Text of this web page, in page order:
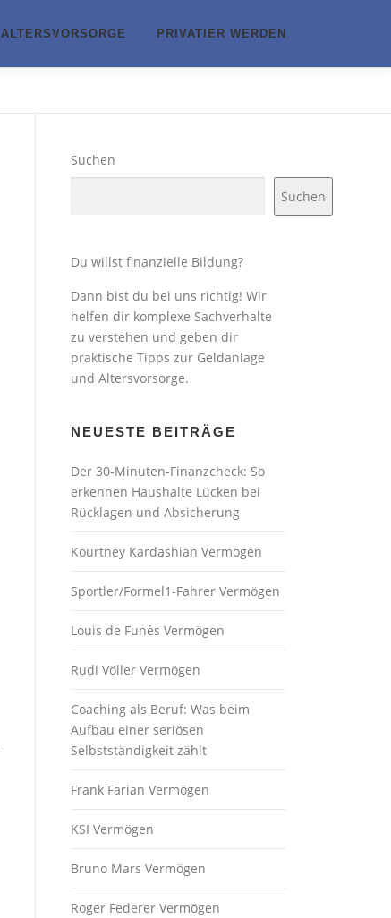
ALTERSVORSORGE PRIVATIER WERDEN
Suchen
Suchen
Du willst finanzielle Bildung?
Dann bist du bei uns richtig! Wir
helfen dir komplexe Sachverhalte
zu verstehen und geben dir
praktische Tipps zur Geldanlage
und Altersvorsorge.
NEUESTE BEITRÄGE
Der 30-Minuten-Finanzcheck: So
erkennen Haushalte Lücken bei
Rücklagen und Absicherung
Kourtney Kardashian Vermögen
Sportler/Formel1-Fahrer Vermögen
Louis de Funès Vermögen
Rudi Völler Vermögen
Coaching als Beruf: Was beim
Aufbau einer seriösen
Selbstständigkeit zählt
Frank Farian Vermögen
KSI Vermögen
Bruno Mars Vermögen
Roger Federer Vermögen